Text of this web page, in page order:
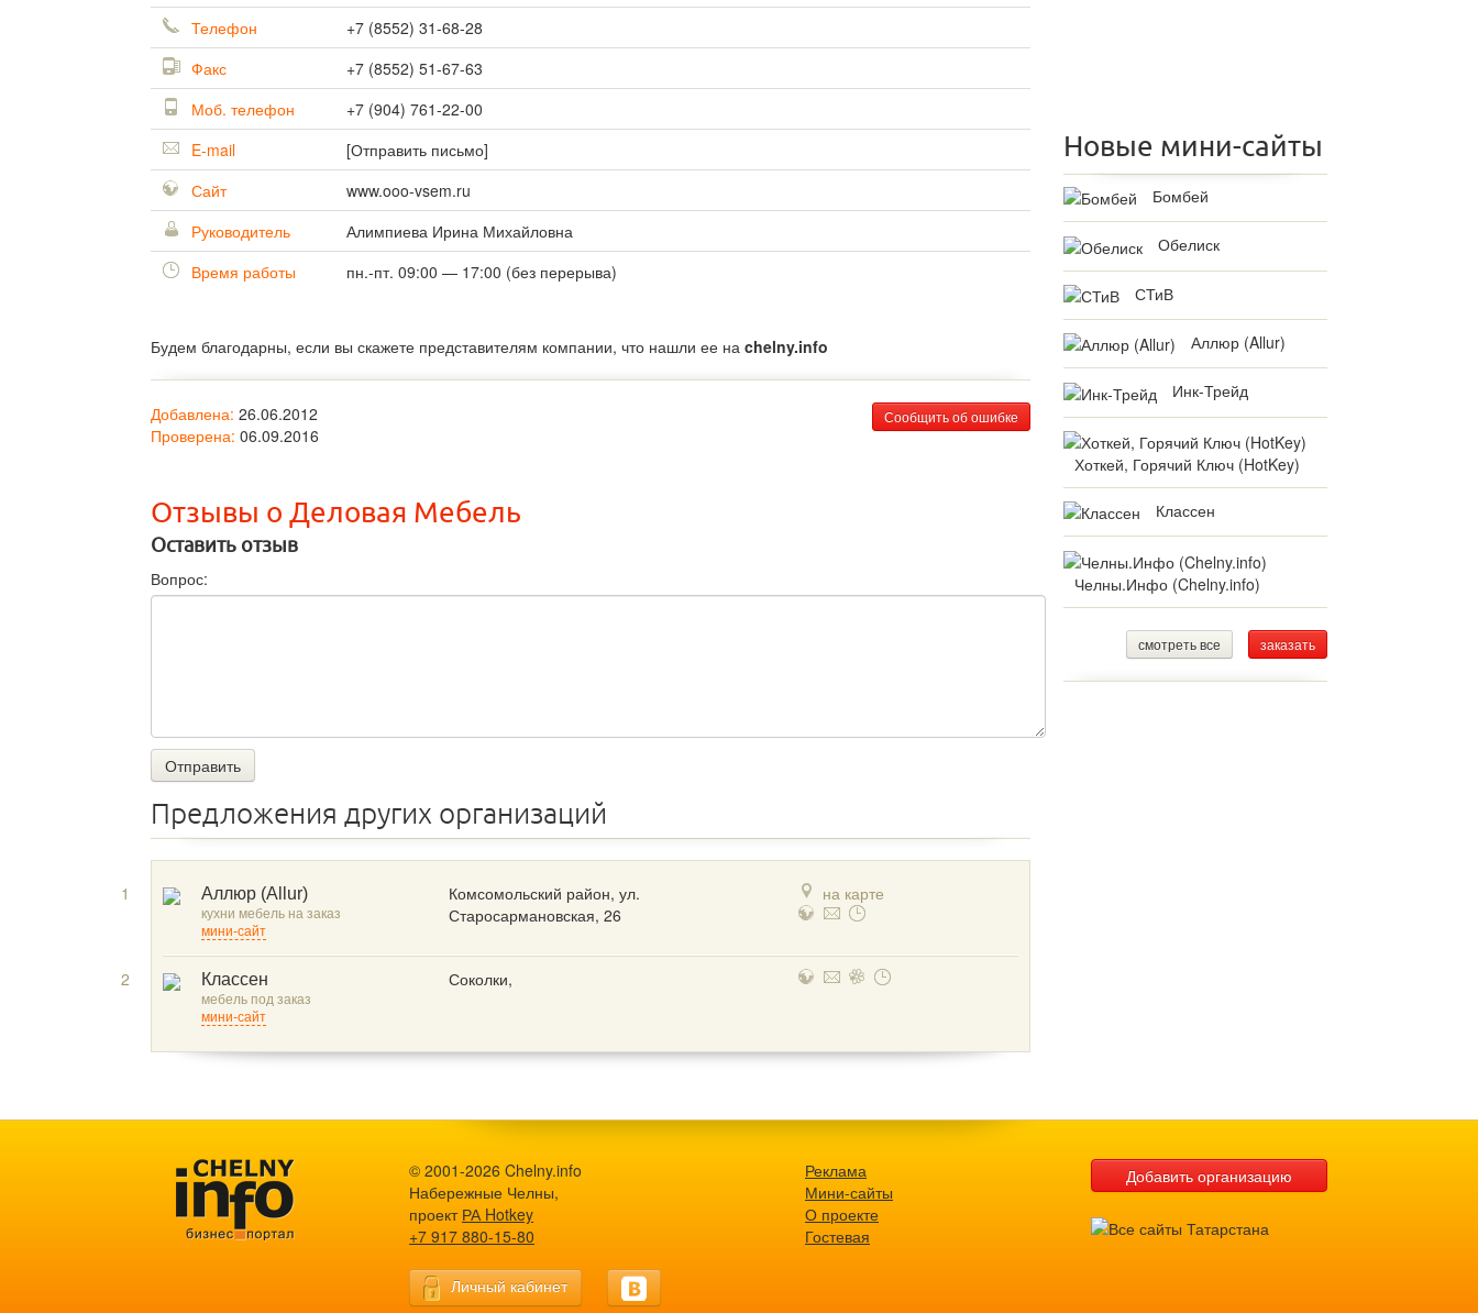
Телефон
+7 (8552) 31-68-28
Факс
+7 (8552) 51-67-63
Моб. телефон
+7 (904) 761-22-00
E-mail
[Отправить письмо]
Сайт
www.ooo-vsem.ru
Руководитель
Алимпиева Ирина Михайловна
Время работы
пн.-пт. 09:00 — 17:00 (без перерыва)
Будем благодарны, если вы скажете представителям компании, что нашли ее на chelny.info
Сообщить об ошибке
Добавлена: 26.06.2012
Проверена: 06.09.2016
Отзывы о Деловая Мебель
Оставить отзыв
Вопрос:
Отправить
Предложения других организаций
1
Аллюр (Allur)
кухни мебель на заказ
мини-сайт
Комсомольский район, ул.
Старосармановская, 26
на карте
2
Классен
мебель под заказ
мини-сайт
Соколки,
Новые мини-сайты
Бомбей
Обелиск
СТиВ
Аллюр (Allur)
Инк-Трейд
Хоткей, Горячий Ключ (HotKey)
Классен
Челны.Инфо (Chelny.info)
смотреть все заказать
© 2001-2026 Chelny.info
Набережные Челны,
проект РА Hotkey
+7 917 880-15-80
Личный кабинет
Реклама
Мини-сайты
О проекте
Гостевая
Добавить организацию